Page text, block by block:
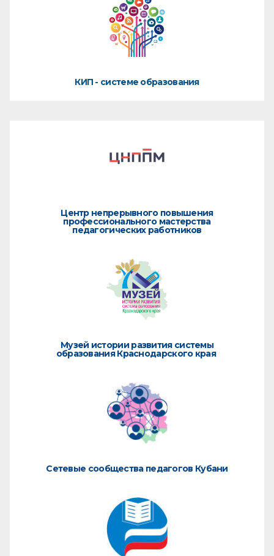
КИП - системе образования
Центр непрерывного повышения
профессионального мастерства
педагогических работников
Музей истории развития системы
образования Краснодарского края
Сетевые сообщества педагогов Кубани